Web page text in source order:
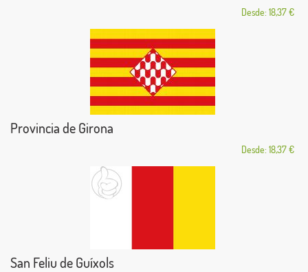
Desde: 18,37 €
Provincia de Girona
Desde: 18,37 €
San Feliu de Guíxols